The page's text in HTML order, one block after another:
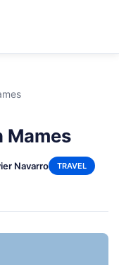
Mames
Navarro TRAVEL